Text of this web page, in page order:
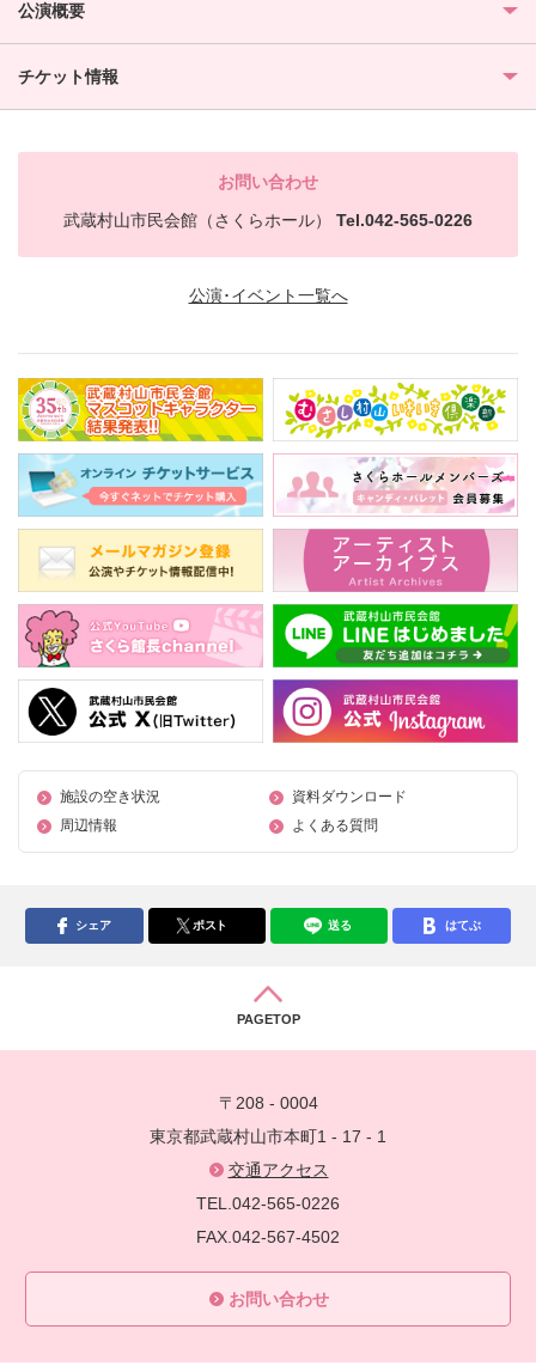
公演概要
チケット情報
お問い合わせ
武蔵村山市民会館（さくらホール） Tel.042-565-0226
公演･イベント一覧へ
施設の空き状況
資料ダウンロード
周辺情報
よくある質問
シェア ポスト 送る はてぶ
PAGETOP
〒208 - 0004
東京都武蔵村山市本町1 - 17 - 1
交通アクセス
TEL.042-565-0226
FAX.042-567-4502
お問い合わせ